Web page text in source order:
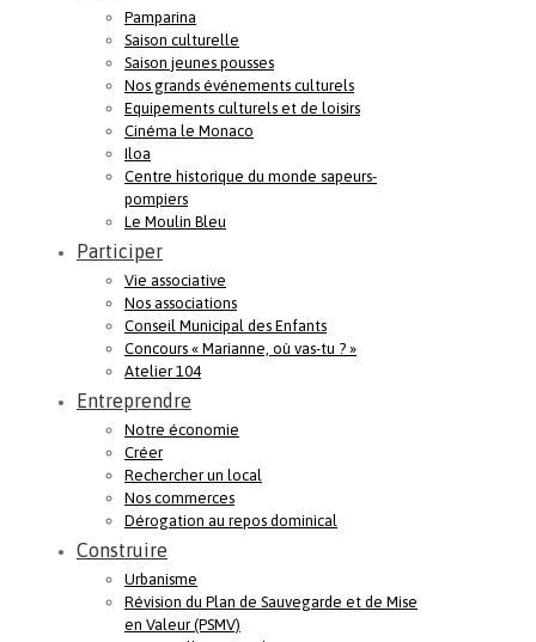
Pamparina
Saison culturelle
Saison jeunes pousses
Nos grands événements culturels
Equipements culturels et de loisirs
Cinéma le Monaco
Iloa
Centre historique du monde sapeurs-
pompiers
Le Moulin Bleu
Participer
Vie associative
Nos associations
Conseil Municipal des Enfants
Concours « Marianne, où vas-tu ? »
Atelier 104
Entreprendre
Notre économie
Créer
Rechercher un local
Nos commerces
Dérogation au repos dominical
Construire
Urbanisme
Révision du Plan de Sauvegarde et de Mise
en Valeur (PSMV)